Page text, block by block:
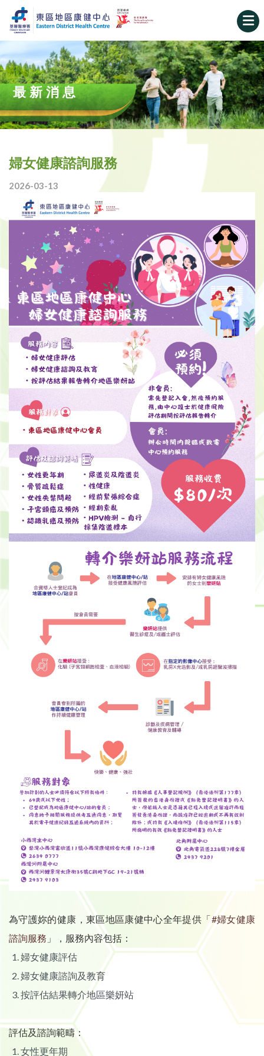
最新消息
婦女健康諮詢服務
2026-03-13
為守護妳的健康，東區地區康健中心全年提供「#婦女健康
諮詢服務 」，服務內容包括：
婦女健康評估
婦女健康諮詢及教育
按評估結果轉介地區樂妍站
評估及諮詢範疇：
女性更年期